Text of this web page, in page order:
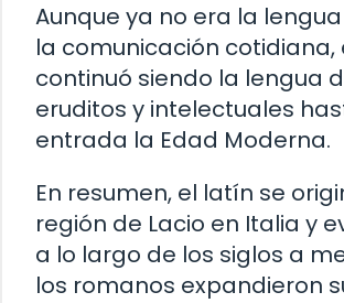
Aunque ya no era la
la comunicación cotidiana,
continuó siendo la lengua
eruditos y intelectuales
entrada la Edad Moderna.
En resumen, el latín se
región de Lacio en Italia y
a lo largo de los siglos a
los romanos expandieron